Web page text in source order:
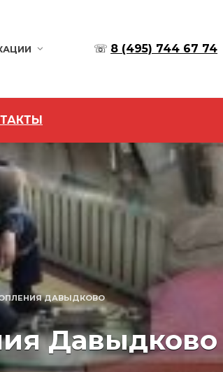
☏ 8 (495) 744 67 74
ДАВЫДКОВО
Давыдково